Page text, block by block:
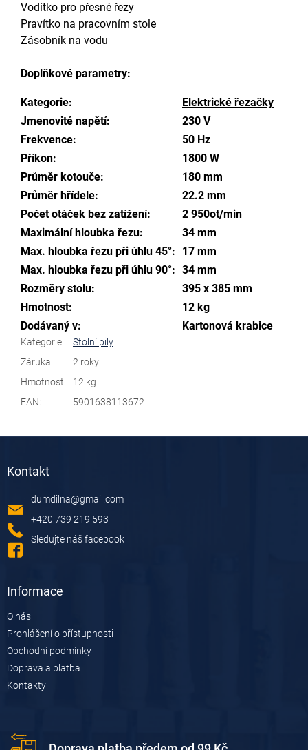
Vodítko pro přesné řezy
Pravítko na pracovním stole
Zásobník na vodu
Doplňkové parametry:
Kategorie:
Elektrické řezačky
Jmenovité napětí:
230 V
Frekvence:
50 Hz
Příkon:
1800 W
Průměr kotouče:
180 mm
Průměr hřídele:
22.2 mm
Počet otáček bez zatížení:
2 950ot/min
Maximální hloubka řezu:
34 mm
Max. hloubka řezu při úhlu 45°:
17 mm
Max. hloubka řezu při úhlu 90°: 34 mm
Rozměry stolu:
395 x 385 mm
Hmotnost:
12 kg
Dodávaný v:
Kartonová krabice
Kategorie:
Stolní pily
Záruka:
2 roky
Hmotnost:
12 kg
EAN: 5901638113672
Kontakt
dumdilna@gmail.com
+420 739 219 593
Sledujte náš facebook
Informace
O nás
Prohlášení o přístupnosti
Obchodní podmínky
Doprava a platba
Kontakty